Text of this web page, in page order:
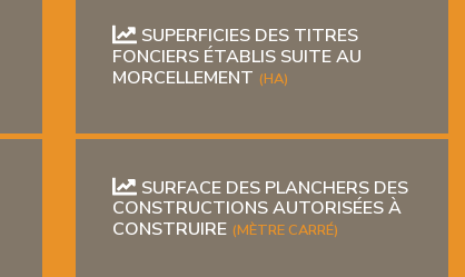
SUPERFICIES DES TITRES
FONCIERS ÉTABLIS SUITE AU
MORCELLEMENT (HA)
SURFACE DES PLANCHERS DES
CONSTRUCTIONS AUTORISÉES À
CONSTRUIRE (MÈTRE CARRÉ)